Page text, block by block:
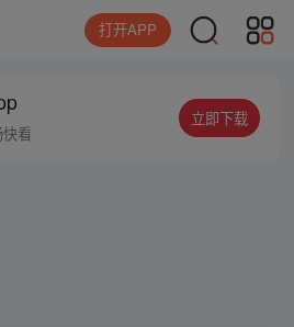
打开APP
看
立即下载